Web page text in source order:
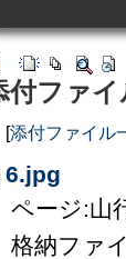
付ファイ
[添付ファイル
6.jpg
ページ:山
格納ファ